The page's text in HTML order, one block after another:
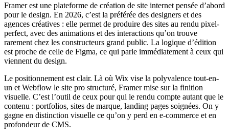
Framer est une plateforme de création de site internet pensée d’abord
pour le design. En 2026, c’est la préférée des designers et des
agences créatives : elle permet de produire des sites au rendu pixel-
perfect, avec des animations et des interactions qu’on trouve
rarement chez les constructeurs grand public. La logique d’édition
est proche de celle de Figma, ce qui parle immédiatement à ceux qui
viennent du design.
Le positionnement est clair. Là où Wix vise la polyvalence tout-en-
un et Webflow le site pro structuré, Framer mise sur la finition
visuelle. C’est l’outil de ceux pour qui le rendu compte autant que le
contenu : portfolios, sites de marque, landing pages soignées. On y
gagne en distinction visuelle ce qu’on y perd en e-commerce et en
profondeur de CMS.